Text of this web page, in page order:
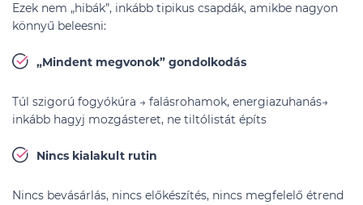
Ezek nem „hibák”, inkább tipikus csapdák, amikbe nagyon
könnyű beleesni:
„Mindent megvonok” gondolkodás
Túl szigorú fogyókúra → falásrohamok, energiazuhanás→
inkább hagyj mozgásteret, ne tiltólistát építs
Nincs kialakult rutin
Nincs bevásárlás, nincs előkészítés, nincs megfelelő étrend